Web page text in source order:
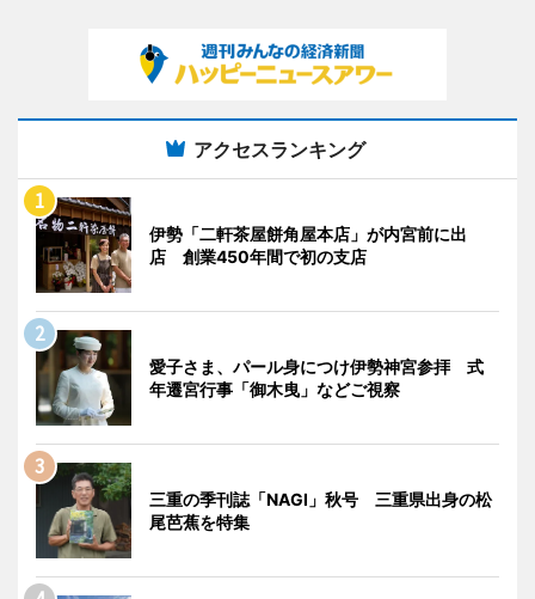
アクセスランキング
伊勢「二軒茶屋餅角屋本店」が内宮前に出
店 創業450年間で初の支店
愛子さま、パール身につけ伊勢神宮参拝 式
年遷宮行事「御木曳」などご視察
三重の季刊誌「NAGI」秋号 三重県出身の松
尾芭蕉を特集